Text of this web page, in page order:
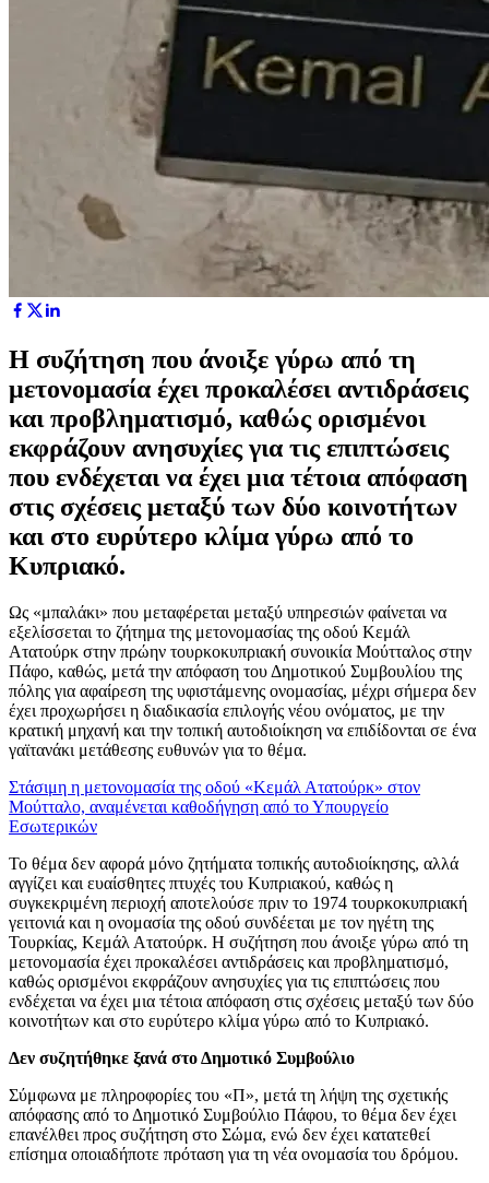
Η συζήτηση που άνοιξε γύρω από τη
μετονομασία έχει προκαλέσει αντιδράσεις
και προβληματισμό, καθώς ορισμένοι
εκφράζουν ανησυχίες για τις επιπτώσεις
που ενδέχεται να έχει μια τέτοια απόφαση
στις σχέσεις μεταξύ των δύο κοινοτήτων
και στο ευρύτερο κλίμα γύρω από το
Κυπριακό.
Ως «μπαλάκι» που μεταφέρεται μεταξύ υπηρεσιών φαίνεται να
εξελίσσεται το ζήτημα της μετονομασίας της οδού Κεμάλ
Ατατούρκ στην πρώην τουρκοκυπριακή συνοικία Μούτταλος στην
Πάφο, καθώς, μετά την απόφαση του Δημοτικού Συμβουλίου της
πόλης για αφαίρεση της υφιστάμενης ονομασίας, μέχρι σήμερα δεν
έχει προχωρήσει η διαδικασία επιλογής νέου ονόματος, με την
κρατική μηχανή και την τοπική αυτοδιοίκηση να επιδίδονται σε ένα
γαϊτανάκι μετάθεσης ευθυνών για το θέμα.
Στάσιμη η μετονομασία της οδού «Κεμάλ Ατατούρκ» στον
Μούτταλο, αναμένεται καθοδήγηση από το Υπουργείο
Εσωτερικών
Το θέμα δεν αφορά μόνο ζητήματα τοπικής αυτοδιοίκησης, αλλά
αγγίζει και ευαίσθητες πτυχές του Κυπριακού, καθώς η
συγκεκριμένη περιοχή αποτελούσε πριν το 1974 τουρκοκυπριακή
γειτονιά και η ονομασία της οδού συνδέεται με τον ηγέτη της
Τουρκίας, Κεμάλ Ατατούρκ. Η συζήτηση που άνοιξε γύρω από τη
μετονομασία έχει προκαλέσει αντιδράσεις και προβληματισμό,
καθώς ορισμένοι εκφράζουν ανησυχίες για τις επιπτώσεις που
ενδέχεται να έχει μια τέτοια απόφαση στις σχέσεις μεταξύ των δύο
κοινοτήτων και στο ευρύτερο κλίμα γύρω από το Κυπριακό.
Δεν συζητήθηκε ξανά στο Δημοτικό Συμβούλιο
Σύμφωνα με πληροφορίες του «Π», μετά τη λήψη της σχετικής
απόφασης από το Δημοτικό Συμβούλιο Πάφου, το θέμα δεν έχει
επανέλθει προς συζήτηση στο Σώμα, ενώ δεν έχει κατατεθεί
επίσημα οποιαδήποτε πρόταση για τη νέα ονομασία του δρόμου.